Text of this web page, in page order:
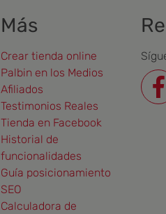
Más
Crear tienda online
Palbin en los Medios
Afiliados
Testimonios Reales
Tienda en Facebook
Historial de
funcionalidades
Guía posicionamiento
SEO
Calculadora de